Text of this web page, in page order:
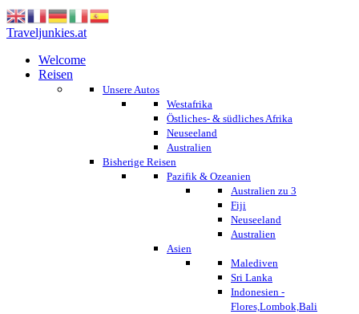
Traveljunkies.at
Welcome
Reisen
Unsere Autos
Westafrika
Östliches- & südliches Afrika
Neuseeland
Australien
Bisherige Reisen
Pazifik & Ozeanien
Australien zu 3
Fiji
Neuseeland
Australien
Asien
Malediven
Sri Lanka
Indonesien -
Flores,Lombok,Bali